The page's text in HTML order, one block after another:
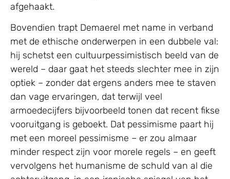
afgehaakt.
Bovendien trapt Demaerel met name in verband
met de ethische onderwerpen in een dubbele val:
hij schetst een cultuurpessimistisch beeld van de
wereld – daar gaat het steeds slechter mee in zijn
optiek – zonder dat ergens anders mee te staven
dan vage ervaringen, dat terwijl veel
armoedecijfers bijvoorbeeld tonen dat recent fikse
vooruitgang is geboekt. Dat pessimisme paart hij
met een moreel pessimisme – er zou almaar
minder respect zijn voor morele regels – en geeft
vervolgens het humanisme de schuld van al die